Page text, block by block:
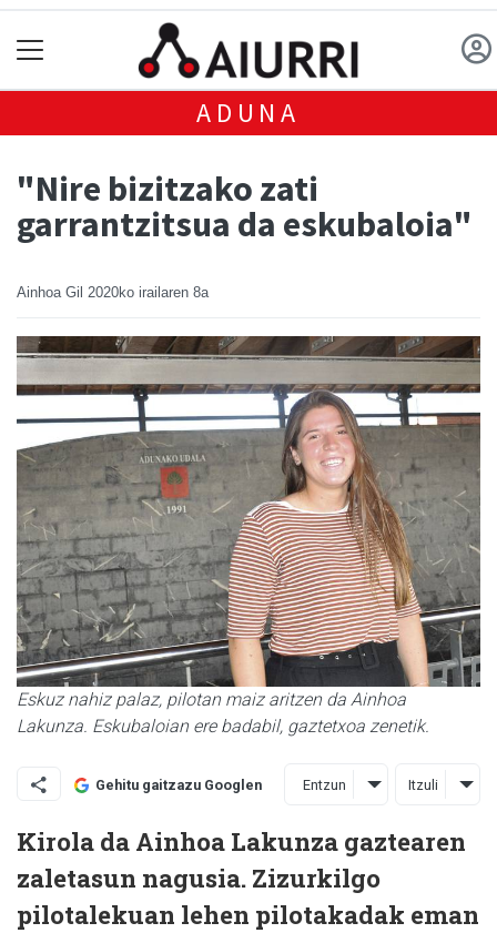
ADUNA
"Nire bizitzako zati
garrantzitsua da eskubaloia"
Ainhoa Gil 2020ko irailaren 8a
Eskuz nahiz palaz, pilotan maiz aritzen da Ainhoa
Lakunza. Eskubaloian ere badabil, gaztetxoa zenetik.
Gehitu gaitzazu Googlen Entzun Itzuli
Kirola da Ainhoa Lakunza gaztearen
zaletasun nagusia. Zizurkilgo
pilotalekuan lehen pilotakadak eman